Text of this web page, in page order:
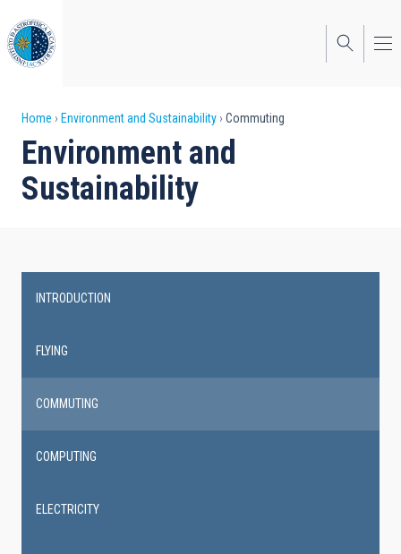
to
main
content
Breadcrumb
Home Environment and Sustainability Commuting
Environment and
Sustainability
INTRODUCTION
FLYING
COMMUTING
COMPUTING
ELECTRICITY